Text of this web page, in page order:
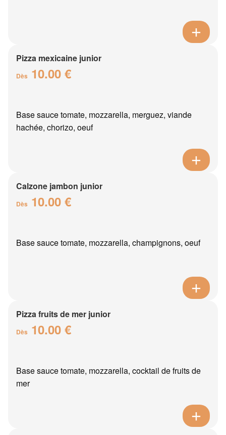
Pizza mexicaine junior
Dès 10.00 €
Base sauce tomate, mozzarella, merguez, viande
hachée, chorizo, oeuf
Calzone jambon junior
Dès 10.00 €
Base sauce tomate, mozzarella, champignons, oeuf
Pizza fruits de mer junior
Dès 10.00 €
Base sauce tomate, mozzarella, cocktail de fruits de
mer